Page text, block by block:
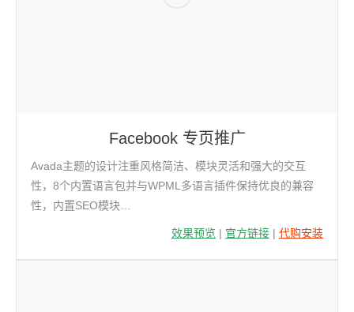
Facebook 专页推广
Avada主题的设计注重风格简洁、模块灵活和强大的交互
性，8个内置语言包并与WPML多语言插件保持优良的兼容
性，内置SEO模块…
效果预览 | 官方链接 | 代购安装